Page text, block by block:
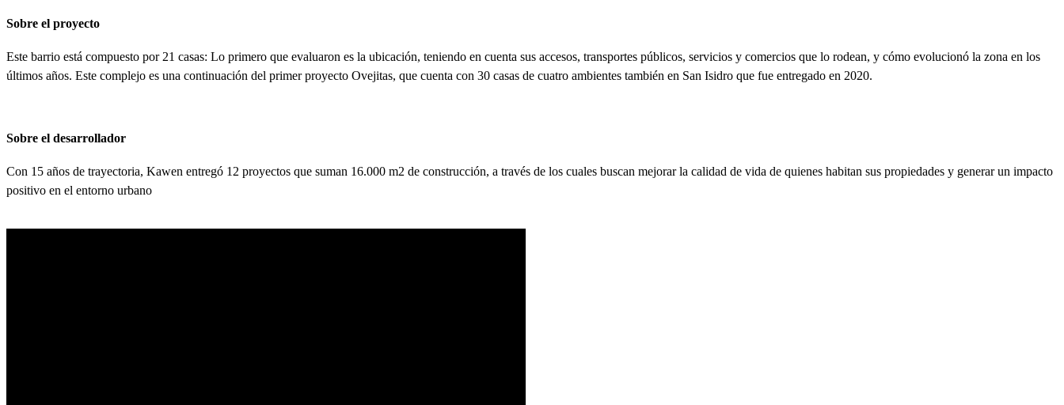
Sobre el proyecto
Este barrio está compuesto por 21 casas: Lo primero que evaluaron es la ubicación, teniendo en cuenta sus accesos, transportes públicos, servicios y comercios que lo rodean, y cómo evolucionó la zona en los
últimos años. Este complejo es una continuación del primer proyecto Ovejitas, que cuenta con 30 casas de cuatro ambientes también en San Isidro que fue entregado en 2020.
Sobre el desarrollador
Con 15 años de trayectoria, Kawen entregó 12 proyectos que suman 16.000 m2 de construcción, a través de los cuales buscan mejorar la calidad de vida de quienes habitan sus propiedades y generar un impacto
positivo en el entorno urbano